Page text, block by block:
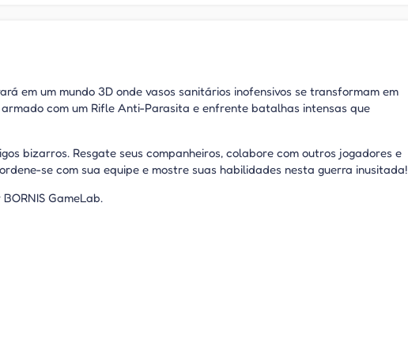
em um mundo 3D onde vasos sanitários inofensivos se transformam em
com um Rifle Anti-Parasita e enfrente batalhas intensas que
bizarros. Resgate seus companheiros, colabore com outros jogadores e
se com sua equipe e mostre suas habilidades nesta guerra inusitada!
GameLab.